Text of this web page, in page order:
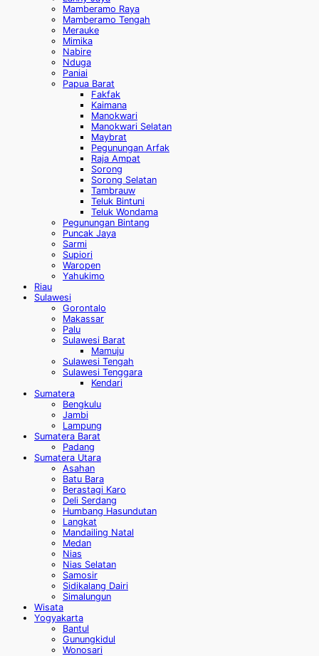
Mamberamo Raya
Mamberamo Tengah
Merauke
Mimika
Nabire
Nduga
Paniai
Papua Barat
Fakfak
Kaimana
Manokwari
Manokwari Selatan
Maybrat
Pegunungan Arfak
Raja Ampat
Sorong
Sorong Selatan
Tambrauw
Teluk Bintuni
Teluk Wondama
Pegunungan Bintang
Puncak Jaya
Sarmi
Supiori
Waropen
Yahukimo
Riau
Sulawesi
Gorontalo
Makassar
Palu
Sulawesi Barat
Mamuju
Sulawesi Tengah
Sulawesi Tenggara
Kendari
Sumatera
Bengkulu
Jambi
Lampung
Sumatera Barat
Padang
Sumatera Utara
Asahan
Batu Bara
Berastagi Karo
Deli Serdang
Humbang Hasundutan
Langkat
Mandailing Natal
Medan
Nias
Nias Selatan
Samosir
Sidikalang Dairi
Simalungun
Wisata
Yogyakarta
Bantul
Gunungkidul
Wonosari